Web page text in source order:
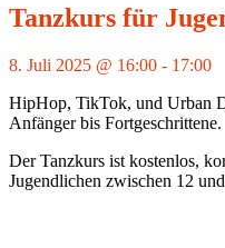
Tanzkurs für
8. Juli 2025 @ 16:00 - 17:00
HipHop, TikTok, und Urban
Anfänger bis Fortgeschrittene.
Der Tanzkurs ist kostenlos,
Jugendlichen zwischen 12